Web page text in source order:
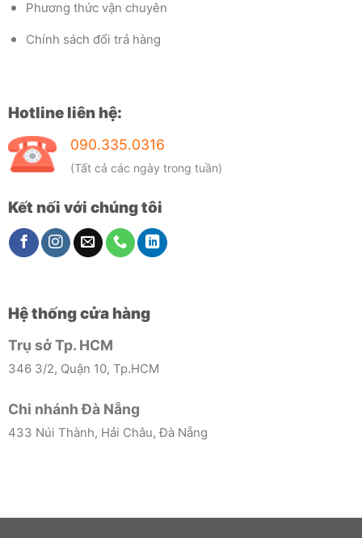
Phương thức vận chuyên
Chính sách đổi trả hàng
Hotline liên hệ:
090.335.0316
(Tất cả các ngày trong tuần)
Kết nối với chúng tôi
Hệ thống cửa hàng
Trụ sở Tp. HCM
346 3/2, Quận 10, Tp.HCM
Chi nhánh Đà Nẵng
433 Núi Thành, Hải Châu, Đà Nẵng